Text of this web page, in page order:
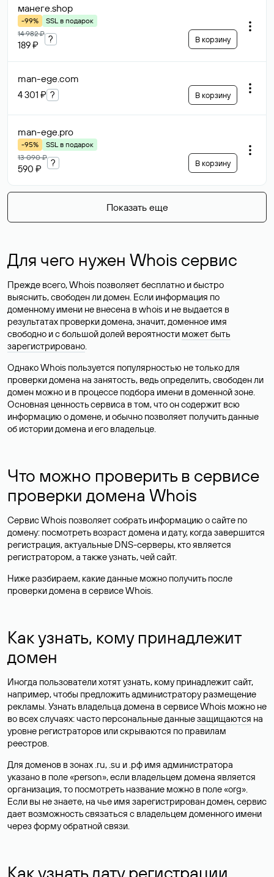
манеге.shop
-99%
SSL в подарок
14 982 ₽
189 ₽
? В корзину
man-ege.com
4 301 ₽ ? В корзину
man-ege.pro
-95%
SSL в подарок
13 090 ₽
590 ₽
? В корзину
Показать еще
Для чего нужен Whois сервис
Прежде всего, Whois позволяет бесплатно и быстро
выяснить, свободен ли домен. Если информация по
доменному имени не внесена в whois и не выдается в
результатах проверки домена, значит, доменное имя
свободно и с большой долей вероятности может быть
зарегистрировано.
Однако Whois пользуется популярностью не только для
проверки домена на занятость, ведь определить, свободен ли
домен можно и в процессе подбора имени в доменной зоне.
Основная ценность сервиса в том, что он содержит всю
информацию о домене, и обычно позволяет получить данные
об истории домена и его владельце.
Что можно проверить в сервисе
проверки домена Whois
Сервис Whois позволяет собрать информацию о сайте по
домену: посмотреть возраст домена и дату, когда завершится
регистрация, актуальные DNS-серверы, кто является
регистратором, а также узнать, чей сайт.
Ниже разбираем, какие данные можно получить после
проверки домена в сервисе Whois.
Как узнать, кому принадлежит
домен
Иногда пользователи хотят узнать, кому принадлежит сайт,
например, чтобы предложить администратору размещение
рекламы. Узнать владельца домена в сервисе Whois можно не
во всех случаях: часто персональные данныезащищаются на
уровне регистраторов или скрываются по правилам
реестров.
Для доменов в зонах .ru, .su и .рф имя администратора
указано в поле «person», если владельцем домена является
организация, то посмотреть название можно в поле «org».
Если вы не знаете, на чье имя зарегистрирован домен, сервис
дает возможность связаться с владельцем доменного имени
через форму обратной связи.
Как узнать дату регистрации